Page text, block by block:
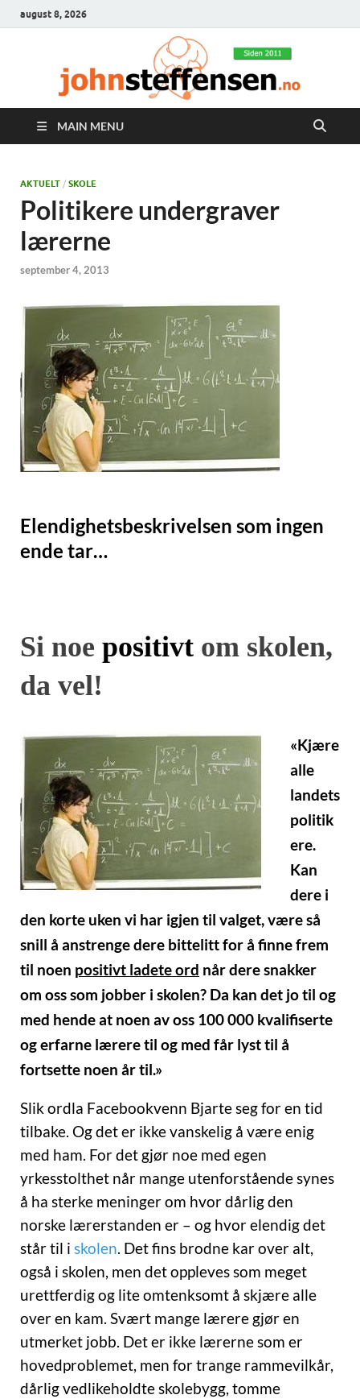
august 8, 2026
MAIN MENU
AKTUELT / SKOLE
Politikere undergraver
lærerne
september 4, 2013
Elendighetsbeskrivelsen som ingen
ende tar…
Si noe positivt om skolen,
da vel!
«Kjære
alle
landets
politik
ere.
Kan
dere i
den korte uken vi har igjen til valget, være så
snill å anstrenge dere bittelitt for å finne frem
til noen positivt ladete ord når dere snakker
om oss som jobber i skolen? Da kan det jo til og
med hende at noen av oss 100 000 kvalifiserte
og erfarne lærere til og med får lyst til å
fortsette noen år til.»
Slik ordla Facebookvenn Bjarte seg for en tid
tilbake. Og det er ikke vanskelig å være enig
med ham. For det gjør noe med egen
yrkesstolthet når mange utenforstående synes
å ha sterke meninger om hvor dårlig den
norske lærerstanden er – og hvor elendig det
står til i skolen. Det fins brodne kar over alt,
også i skolen, men det oppleves som meget
urettferdig og lite omtenksomt å skjære alle
over en kam. Svært mange lærere gjør en
utmerket jobb. Det er ikke lærerne som er
hovedproblemet, men for trange rammevilkår,
dårlig vedlikeholdte skolebygg, tomme